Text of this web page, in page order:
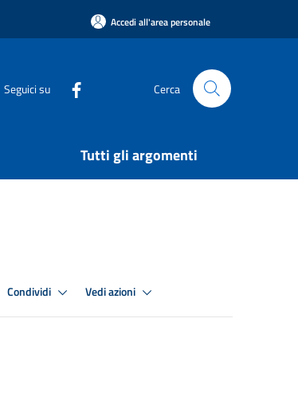
Accedi all'area personale
Seguici su Cerca
Tutti gli argomenti
Condividi Vedi azioni